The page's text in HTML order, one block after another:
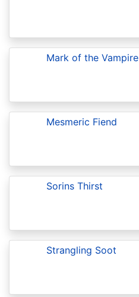
Aetherdrift:
Reborn
Alliances
Amonkhet
Amonkhet
Antiquities
Apocalypse
Mark of the Vampire
Mesmeric Fiend
Sorins Thirst
Strangling Soot